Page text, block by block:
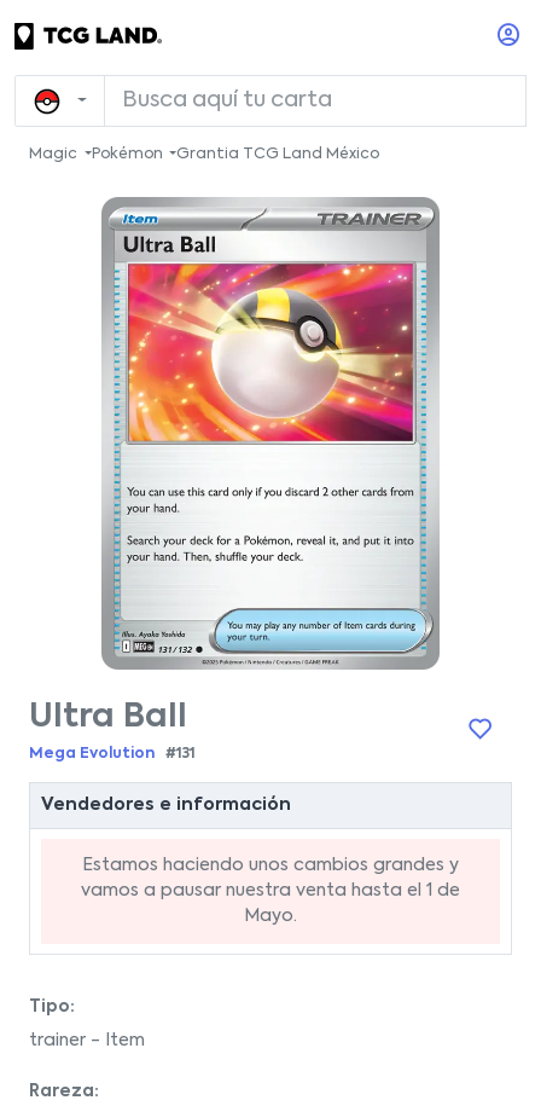
Magic Pokémon Grantia TCG Land México
Ultra Ball
Mega Evolution #131
Vendedores e información
Estamos haciendo unos cambios grandes y
vamos a pausar nuestra venta hasta el 1 de
Mayo.
Tipo:
trainer - Item
Rareza: